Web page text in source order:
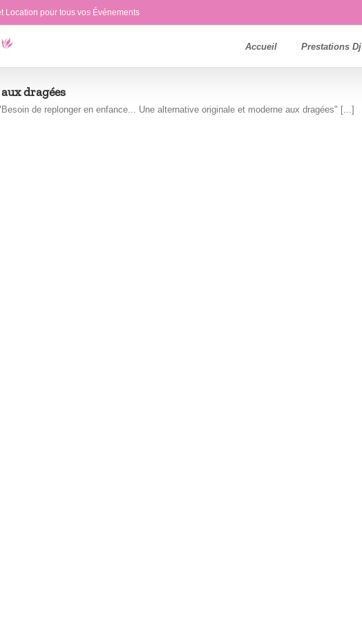
Location pour tous vos Événements
Accueil Prestations Dj
dragées
de replonger en enfance... Une alternative originale et moderne aux dragées" [...]